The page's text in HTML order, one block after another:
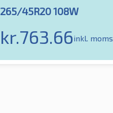
265/45R20 108W
kr.763.66inkl. moms